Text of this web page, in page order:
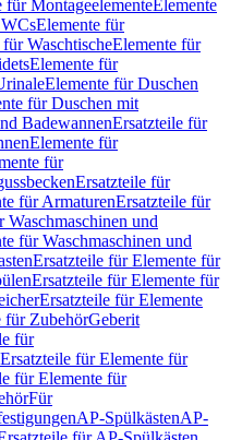
für MontageelementeElemente
Elemente für
WaschtischeElemente für
Elemente für
Elemente für Duschen
für Duschen mit
BadewannenErsatzteile für
Elemente für
für
Ersatzteile für
für ArmaturenErsatzteile für
Waschmaschinen und
für Waschmaschinen und
Ersatzteile für Elemente für
Ersatzteile für Elemente für
Ersatzteile für Elemente
für ZubehörGeberit
für
Ersatzteile für Elemente für
für Elemente für
Für
AP-SpülkästenAP-